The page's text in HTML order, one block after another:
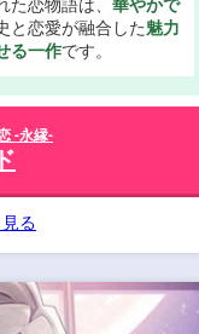
と恋愛が融合した魅力
る一作です。
-永縁-
る